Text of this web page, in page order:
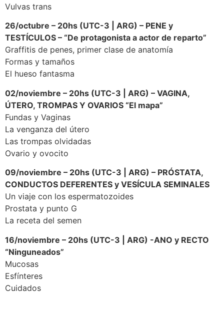
Vulvas trans
26/octubre – 20hs (UTC-3 | ARG) – PENE y
TESTÍCULOS – “De protagonista a actor de reparto”
Graffitis de penes, primer clase de anatomía
Formas y tamaños
El hueso fantasma
02/noviembre – 20hs (UTC-3 | ARG) – VAGINA,
ÚTERO, TROMPAS Y OVARIOS “El mapa”
Fundas y Vaginas
La venganza del útero
Las trompas olvidadas
Ovario y ovocito
09/noviembre – 20hs (UTC-3 | ARG) – PRÓSTATA,
CONDUCTOS DEFERENTES y VESÍCULA SEMINALES
Un viaje con los espermatozoides
Prostata y punto G
La receta del semen
16/noviembre – 20hs (UTC-3 | ARG) -ANO y RECTO
“Ninguneados”
Mucosas
Esfínteres
Cuidados